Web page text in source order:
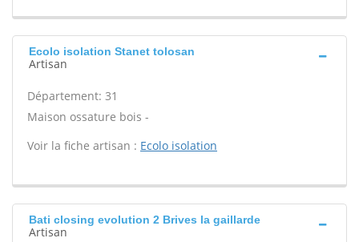
Ecolo isolation Stanet tolosan
Artisan
Département: 31
Maison ossature bois -
Voir la fiche artisan : Ecolo isolation
Bati closing evolution 2 Brives la gaillarde
Artisan